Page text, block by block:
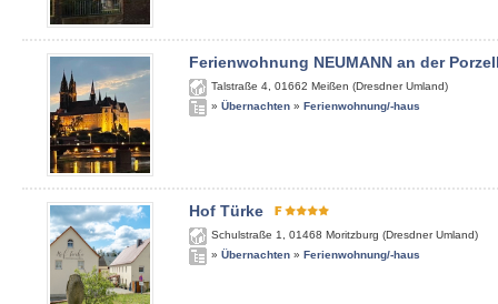
Ferienwohnung NEUMANN an der
Talstraße 4 01662 Meißen (Dresdner Umland)
» Übernachten » Ferienwohnung/-haus
Hof Türke
Schulstraße 1 01468 Moritzburg (Dresdner Umland)
» Übernachten » Ferienwohnung/-haus